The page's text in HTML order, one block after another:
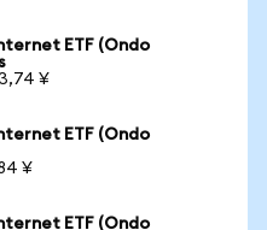
ETF (Ondo
¥
ETF (Ondo
¥
ETF (Ondo